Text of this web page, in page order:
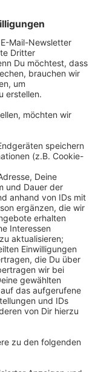
sogenannten
Hassels und
kann jeder
den Perso
hinter dem
Woche Freitag
bleibt die
Woche
und in
Stadt können
Johnson wählen;
die aktuell
gibt es nach vier
Pop-Up